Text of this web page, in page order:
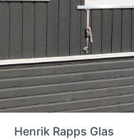
Henrik Rapps Glas